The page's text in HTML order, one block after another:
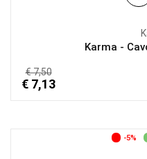
Karma -
€ 7,50
€ 7,13
-5%